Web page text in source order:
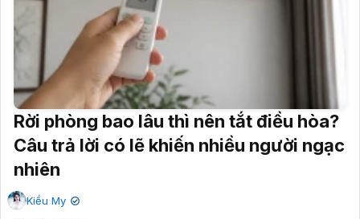
Rời phòng bao lâu thì nên tắt điều hòa?
Câu trả lời có lẽ khiến nhiều người ngạc
nhiên
Kiều My ✔